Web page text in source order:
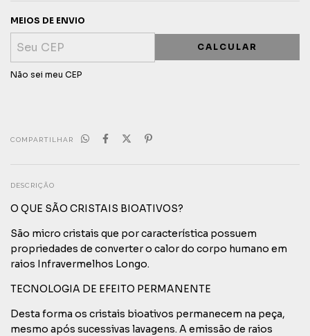
MEIOS DE ENVIO
CALCULAR
Não sei meu CEP
COMPARTILHAR
DESCRIÇÃO
O QUE SÃO CRISTAIS BIOATIVOS?
São micro cristais que por característica possuem
propriedades de converter o calor do corpo humano em
raios Infravermelhos Longo.
TECNOLOGIA DE EFEITO PERMANENTE
Desta forma os cristais bioativos permanecem na peça,
mesmo após sucessivas lavagens. A emissão de raios